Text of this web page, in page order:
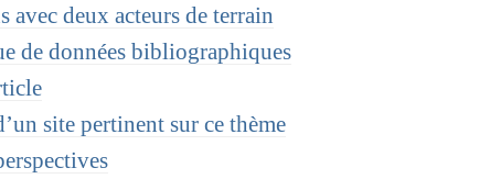
avec deux acteurs de terrain
de données bibliographiques
site pertinent sur ce thème